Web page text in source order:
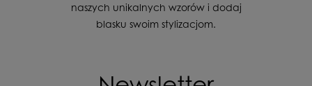
naszych unikalnych wzorów i dodaj
blasku swoim stylizacjom.